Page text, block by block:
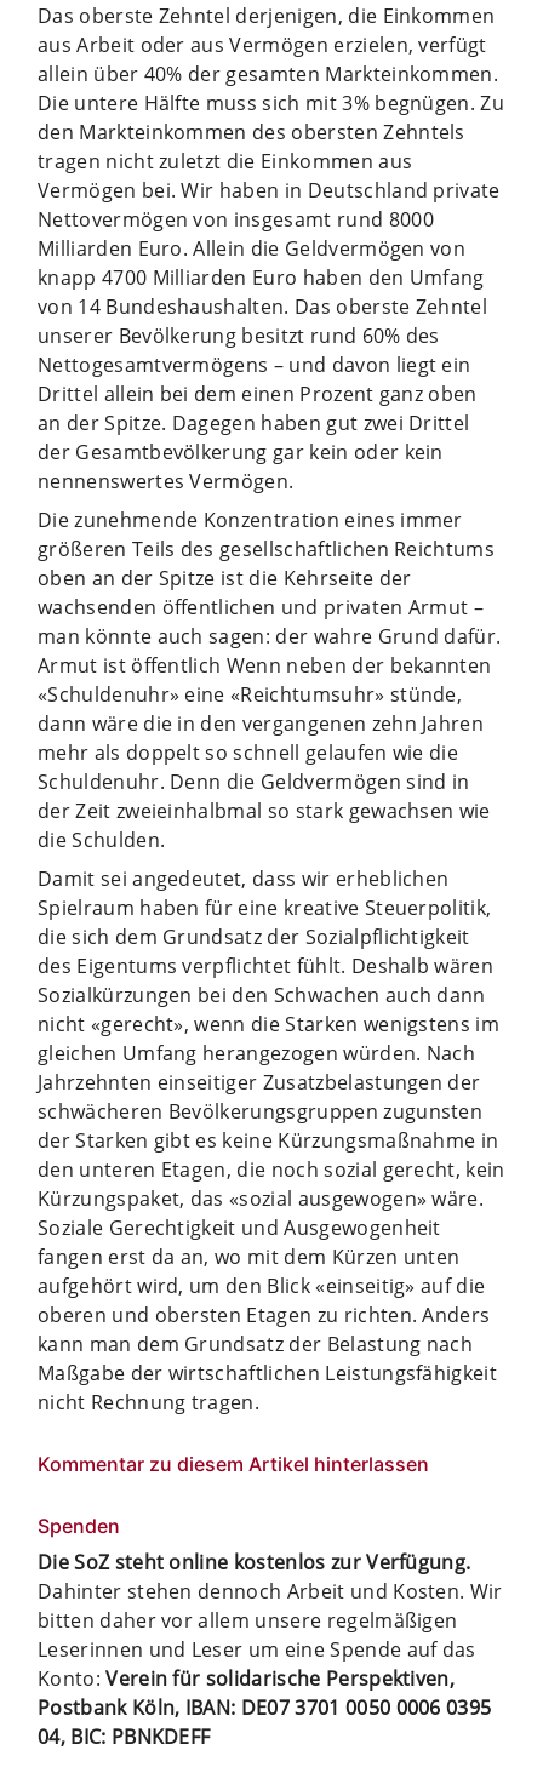
Das oberste Zehntel derjenigen, die Einkommen
aus Arbeit oder aus Vermögen erzielen, verfügt
allein über 40% der gesamten Markteinkommen.
Die untere Hälfte muss sich mit 3% begnügen. Zu
den Markteinkommen des obersten Zehntels
tragen nicht zuletzt die Einkommen aus
Vermögen bei. Wir haben in Deutschland private
Nettovermögen von insgesamt rund 8000
Milliarden Euro. Allein die Geldvermögen von
knapp 4700 Milliarden Euro haben den Umfang
von 14 Bundeshaushalten. Das oberste Zehntel
unserer Bevölkerung besitzt rund 60% des
Nettogesamtvermögens – und davon liegt ein
Drittel allein bei dem einen Prozent ganz oben
an der Spitze. Dagegen haben gut zwei Drittel
der Gesamtbevölkerung gar kein oder kein
nennenswertes Vermögen.
Die zunehmende Konzentration eines immer
größeren Teils des gesellschaftlichen Reichtums
oben an der Spitze ist die Kehrseite der
wachsenden öffentlichen und privaten Armut –
man könnte auch sagen: der wahre Grund dafür.
Armut ist öffentlich Wenn neben der bekannten
«Schuldenuhr» eine «Reichtumsuhr» stünde,
dann wäre die in den vergangenen zehn Jahren
mehr als doppelt so schnell gelaufen wie die
Schuldenuhr. Denn die Geldvermögen sind in
der Zeit zweieinhalbmal so stark gewachsen wie
die Schulden.
Damit sei angedeutet, dass wir erheblichen
Spielraum haben für eine kreative Steuerpolitik,
die sich dem Grundsatz der Sozialpflichtigkeit
des Eigentums verpflichtet fühlt. Deshalb wären
Sozialkürzungen bei den Schwachen auch dann
nicht «gerecht», wenn die Starken wenigstens im
gleichen Umfang herangezogen würden. Nach
Jahrzehnten einseitiger Zusatzbelastungen der
schwächeren Bevölkerungsgruppen zugunsten
der Starken gibt es keine Kürzungsmaßnahme in
den unteren Etagen, die noch sozial gerecht, kein
Kürzungspaket, das «sozial ausgewogen» wäre.
Soziale Gerechtigkeit und Ausgewogenheit
fangen erst da an, wo mit dem Kürzen unten
aufgehört wird, um den Blick «einseitig» auf die
oberen und obersten Etagen zu richten. Anders
kann man dem Grundsatz der Belastung nach
Maßgabe der wirtschaftlichen Leistungsfähigkeit
nicht Rechnung tragen.
Kommentar zu diesem Artikel hinterlassen
Spenden
Die SoZ steht online kostenlos zur Verfügung.
Dahinter stehen dennoch Arbeit und Kosten. Wir
bitten daher vor allem unsere regelmäßigen
Leserinnen und Leser um eine Spende auf das
Konto:Verein für solidarische Perspektiven,
Postbank Köln, IBAN: DE07 3701 0050 0006 0395
04, BIC: PBNKDEFF